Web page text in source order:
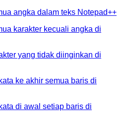
angka dalam teks Notepad++
karakter kecuali angka di
yang tidak diinginkan di
ke akhir semua baris di
di awal setiap baris di